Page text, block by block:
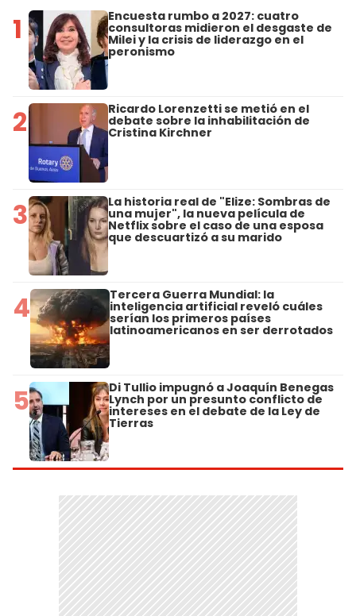
1 Encuesta rumbo a 2027: cuatro
consultoras midieron el desgaste de
Milei y la crisis de liderazgo en el
peronismo
2 Ricardo Lorenzetti se metió en el
debate sobre la inhabilitación de
Cristina Kirchner
3 La historia real de "Elize: Sombras de
una mujer", la nueva película de
Netflix sobre el caso de una esposa
que descuartizó a su marido
4 Tercera Guerra Mundial: la
inteligencia artificial reveló cuáles
serían los primeros países
latinoamericanos en ser derrotados
5 Di Tullio impugnó a Joaquín Benegas
Lynch por un presunto conflicto de
intereses en el debate de la Ley de
Tierras